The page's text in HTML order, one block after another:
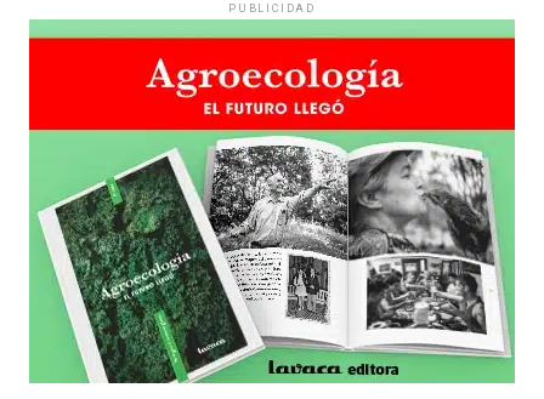
PUBLICIDAD